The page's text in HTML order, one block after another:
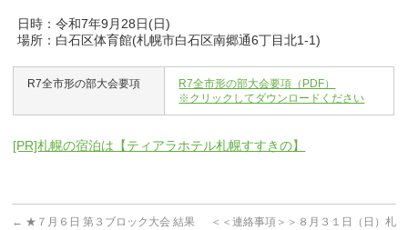
日時：令和7年9月28日(日)
場所：白石区体育館(札幌市白石区南郷通6丁目北1-1)
R7全市形の部大会要項
R7全市形の部大会要項（PDF）
※クリックしてダウンロードください
[PR]札幌の宿泊は【ティアラホテル札幌すすきの】
← ★７月６日 第３ブロック大会 結果
＜＜連絡事項＞＞８月３１日（日）札